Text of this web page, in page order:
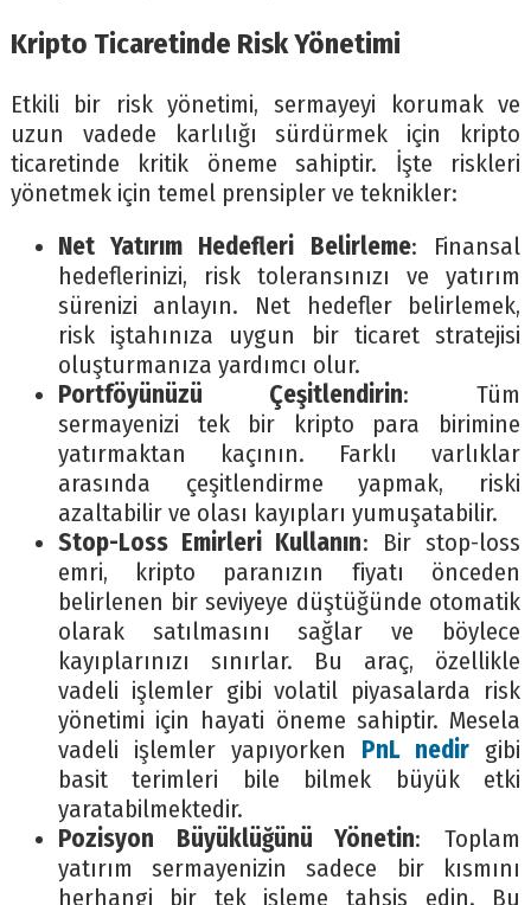
Kripto Ticaretinde Risk Yönetimi
Etkili bir risk yönetimi, sermayeyi korumak ve
uzun vadede karlılığı sürdürmek için kripto
ticaretinde kritik öneme sahiptir. İşte riskleri
yönetmek için temel prensipler ve teknikler:
Net Yatırım Hedefleri Belirleme: Finansal
hedeflerinizi, risk toleransınızı ve yatırım
sürenizi anlayın. Net hedefler belirlemek,
risk iştahınıza uygun bir ticaret stratejisi
oluşturmanıza yardımcı olur.
Portföyünüzü Çeşitlendirin: Tüm
sermayenizi tek bir kripto para birimine
yatırmaktan kaçının. Farklı varlıklar
arasında çeşitlendirme yapmak, riski
azaltabilir ve olası kayıpları yumuşatabilir.
Stop-Loss Emirleri Kullanın: Bir stop-loss
emri, kripto paranızın fiyatı önceden
belirlenen bir seviyeye düştüğünde otomatik
olarak satılmasını sağlar ve böylece
kayıplarınızı sınırlar. Bu araç, özellikle
vadeli işlemler gibi volatil piyasalarda risk
yönetimi için hayati öneme sahiptir. Mesela
vadeli işlemler yapıyorken PnL nedir gibi
basit terimleri bile bilmek büyük etki
yaratabilmektedir.
Pozisyon Büyüklüğünü Yönetin: Toplam
yatırım sermayenizin sadece bir kısmını
herhangi bir tek işleme tahsis edin. Bu